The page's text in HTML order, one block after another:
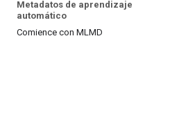
Metadatos de aprendizaje
automático
Comience con MLMD